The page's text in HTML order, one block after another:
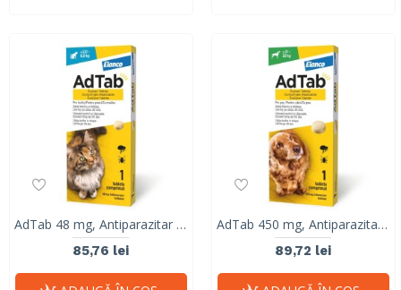
AdTab 48 mg, Antiparazitar Masticabil pentru Pisici (2 - 8 kg), 1 Comprimat
85,76 lei
AdTab 450 mg, Antiparazitar Masticabil pentru Câini (11 - 22 kg), 1 Comprimat
89,72 lei